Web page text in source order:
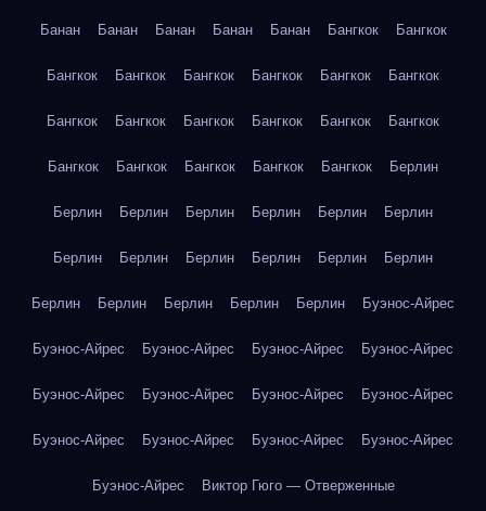
Банан Банан Банан Банан Банан Бангкок Бангкок
Бангкок Бангкок Бангкок Бангкок Бангкок Бангкок
Бангкок Бангкок Бангкок Бангкок Бангкок Бангкок
Бангкок Бангкок Бангкок Бангкок Бангкок Берлин
Берлин Берлин Берлин Берлин Берлин Берлин
Берлин Берлин Берлин Берлин Берлин Берлин
Берлин Берлин Берлин Берлин Берлин Буэнос-Айрес
Буэнос-Айрес Буэнос-Айрес Буэнос-Айрес Буэнос-Айрес
Буэнос-Айрес Буэнос-Айрес Буэнос-Айрес Буэнос-Айрес
Буэнос-Айрес Буэнос-Айрес Буэнос-Айрес Буэнос-Айрес
Буэнос-Айрес Виктор Гюго — Отверженные